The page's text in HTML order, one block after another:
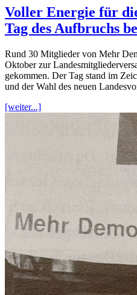
Voller Energie für
Tag des Aufbruchs
Rund 30 Mitglieder von Mehr
Oktober zur
gekommen. Der Tag stand im
und der Wahl des neuen
[weiter...]